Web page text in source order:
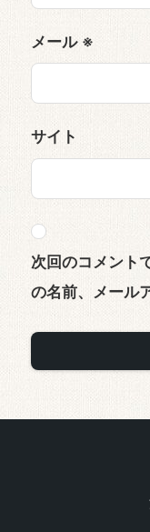
メール ※
サイト
次回のコメント
の名前、メール